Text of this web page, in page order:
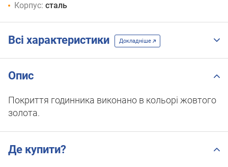
Корпус: сталь
Всі характеристики Докладніше
Опис
Покриття годинника виконано в кольорі жовтого
золота.
Де купити?